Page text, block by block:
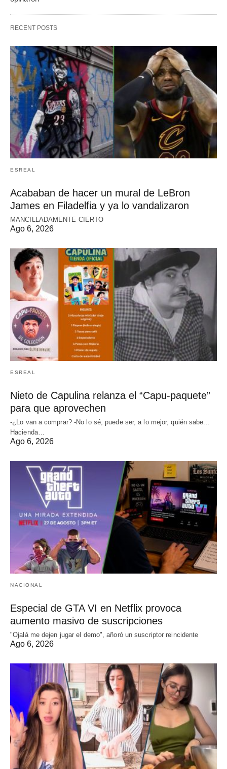
RECENT POSTS
ESREAL
Acababan de hacer un mural de LeBron
James en Filadelfia y ya lo vandalizaron
MANCILLADAMENTE CIERTO
Ago 6, 2026
ESREAL
Nieto de Capulina relanza el “Capu-paquete”
para que aprovechen
-¿Lo van a comprar? -No lo sé, puede ser, a lo mejor, quién sabe...
Hacienda…
Ago 6, 2026
NACIONAL
Especial de GTA VI en Netflix provoca
aumento masivo de suscripciones
"Ojalá me dejen jugar el demo", añoró un suscriptor reincidente
Ago 6, 2026